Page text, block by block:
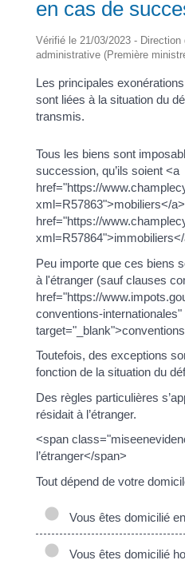
en cas de
Vérifié le 21/03/2023 -
administrative (Première
Les principales
sont liées à la situation du
transmis.
Tous les biens sont
succession, qu’ils soient <a
href="https://
xml=R57863">mobiliers</
href="https://
Peu importe que ces biens
à l'étranger (sauf clauses
href="https://
conventions-internationales"
Toutefois, des exceptions
fonction de la situation du
Des règles particulières
résidait à l’étranger.
<span
l’étranger</span>
Tout dépend de votre
Vous êtes domicilié
Vous êtes domicilié